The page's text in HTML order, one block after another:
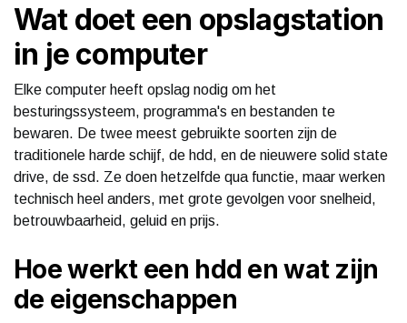
Wat doet een opslagstation
in je computer
Elke computer heeft opslag nodig om het
besturingssysteem, programma's en bestanden te
bewaren. De twee meest gebruikte soorten zijn de
traditionele harde schijf, de hdd, en de nieuwere solid state
drive, de ssd. Ze doen hetzelfde qua functie, maar werken
technisch heel anders, met grote gevolgen voor snelheid,
betrouwbaarheid, geluid en prijs.
Hoe werkt een hdd en wat zijn
de eigenschappen